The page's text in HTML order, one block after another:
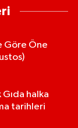
Göre Öne
halka
tarihleri